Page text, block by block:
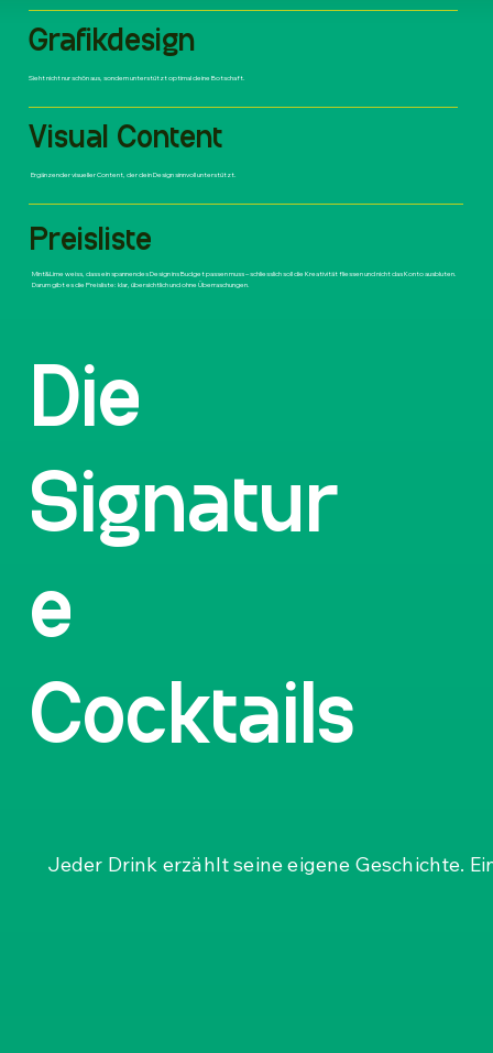
Die
Signatur
e
Cocktails
Jeder Drink erzählt seine eigene Geschichte.
Grafikdesign
Sieht nicht nur schön aus, sondern unterstützt optimal deine Botschaft.
Visual Content
Ergänzender visueller Content, der dein Design sinnvoll unterstützt.
Preisliste
Mint&Lime weiss, dass ein spannendes Design ins Budget passen muss – schliesslich soll die Kreativität fliessen und nicht das Konto ausbluten.
Darum gibt es die Preisliste: klar, übersichtlich und ohne Überraschungen.